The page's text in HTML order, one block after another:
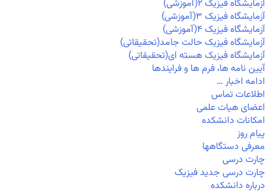
آزمایشگاه فیزیک ۲(آموزشی)
آزمایشگاه فیزیک ۳(آموزشی)
آزمایشگاه فیزیک ۴(آموزشی)
آزمایشگاه فیزیک حالت جامد(تحقیقاتی)
آزمایشگاه فیزیک هسته ای(تحقیقاتی)
آیین نامه ها، فرم ها و فرایندها
ادامه اخبار …
اطلاعات تماس
اعضای هیات علمی
امکانات دانشکده
پیام روز
معرفی دستگاهها
چارت درسی
چارت درسی جدید فیزیک
درباره دانشکده